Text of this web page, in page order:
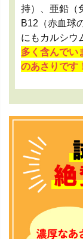
持）、亜鉛（
B12（赤血球
にもカルシウ
多く含んでい
のあさりです